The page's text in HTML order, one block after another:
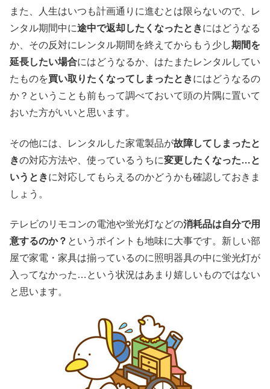
また、人生はいつも計画通りに進むとは限らないので、レ
ンタル期間中に途中で返却したくなったときにはどうなる
か、その反対にレンタル期間を終えてからもう少し期間を
延長したい場合にはどうなるか、はたまたレンタルしてい
たものを買い取りたくなってしまったときにはどうなるの
か？ということも前もって調べておいて頭の片隅に置いて
おいた方がいいと思います。
その他には、レンタルした家電製品が故障してしまったと
きの対応方法や、使っているうちに変更したくなった…と
いうときに対応してもらえるのかどうかも確認しておきま
しょう。
テレビのリモコンの電池や蛍光灯などの消耗品は自分で用
意するのか？ というポイントも地味に大事です。新しい部
屋で家電・家具は揃っているのに照明器具の中に蛍光灯が
入ってなかった…という状況はあまり嬉しいものではない
と思います。